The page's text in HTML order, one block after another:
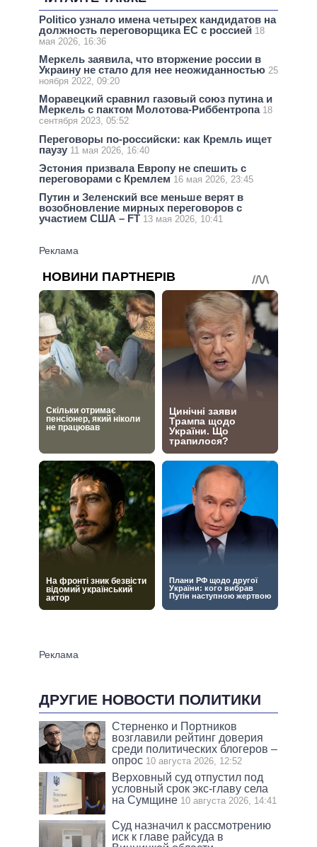
Politico узнало имена четырех кандидатов на
должность переговорщика ЕС с россией 18
мая 2026, 16:36
Меркель заявила, что вторжение россии в
Украину не стало для нее неожиданностью 25
ноября 2022, 09:20
Моравецкий сравнил газовый союз путина и
Меркель с пактом Молотова-Риббентропа 18
сентября 2023, 05:52
Переговоры по-российски: как Кремль ищет
паузу 11 мая 2026, 16:40
Эстония призвала Европу не спешить с
переговорами с Кремлем 16 мая 2026, 23:45
Путин и Зеленский все меньше верят в
возобновление мирных переговоров с
участием США – FT 13 мая 2026, 10:41
ДРУГИЕ НОВОСТИ ПОЛИТИКИ
Стерненко и Портников
возглавили рейтинг доверия
среди политических блогеров –
опрос 10 августа 2026, 12:52
Верховный суд отпустил под
условный срок экс-главу села
на Сумщине 10 августа 2026, 14:41
Суд назначил к рассмотрению
иск к главе райсуда в